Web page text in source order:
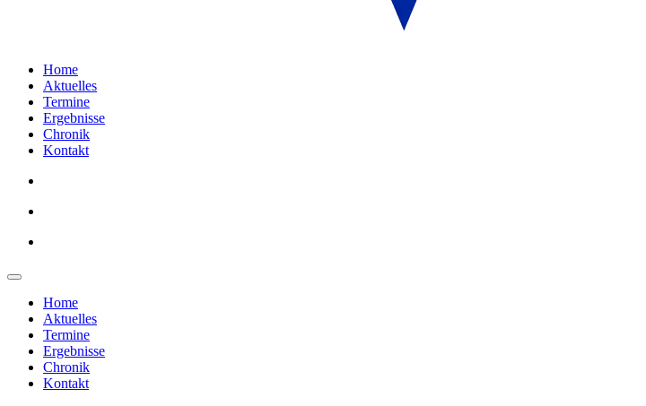
Home
Aktuelles
Termine
Ergebnisse
Chronik
Kontakt
Home
Aktuelles
Termine
Ergebnisse
Chronik
Kontakt